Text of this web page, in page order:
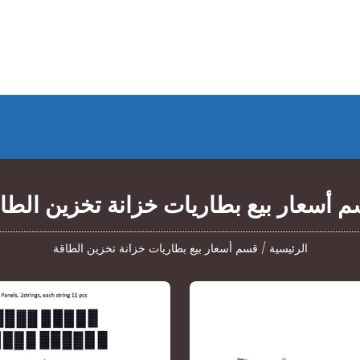
أسعار بيع بطاريات خزانة تخزين
الرئيسية / قسم أسعار بيع بطاريات خزانة تخزين الطاقة